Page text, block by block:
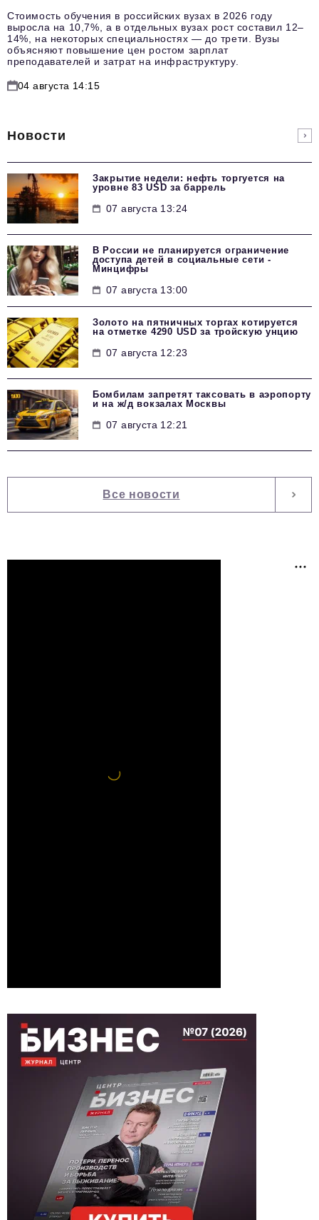
Стоимость обучения в российских вузах в 2026 году
выросла на 10,7%, а в отдельных вузах рост составил 12–
14%, на некоторых специальностях — до трети. Вузы
объясняют повышение цен ростом зарплат
преподавателей и затрат на инфраструктуру.
04 августа 14:15
Новости
Закрытие недели: нефть торгуется на
уровне 83 USD за баррель
07 августа 13:24
В России не планируется ограничение
доступа детей в социальные сети -
Минцифры
07 августа 13:00
Золото на пятничных торгах котируется
на отметке 4290 USD за тройскую унцию
07 августа 12:23
Бомбилам запретят таксовать в аэропорту
и на ж/д вокзалах Москвы
07 августа 12:21
Все новости